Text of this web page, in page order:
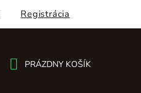
Registrácia
PRÁZDNY KOŠÍK